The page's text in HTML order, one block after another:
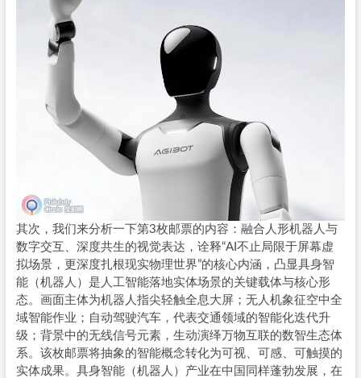
其次，我们来分析一下第3枚邮票的内容：融合人形机器人与
数字交互、深度共生的视觉表达，诠释“AI不止局限于屏幕虚
拟场景，更深度扎根现实物理世界”的核心内涵，凸显具身智
能（机器人）是人工智能落地实体场景的关键载体与核心形
态。画面主体为机器人指尖轻触全息大屏；无人机象征空中全
域智能作业；自动驾驶汽车，代表交通领域的智能化迭代升
级；背景中的无线信号元素，生动演绎万物互联的数智生态体
系。该枚邮票将抽象的智能概念转化为可视、可感、可触摸的
实体成果。具身智能（机器人）产业在中国同样蓬勃发展，在